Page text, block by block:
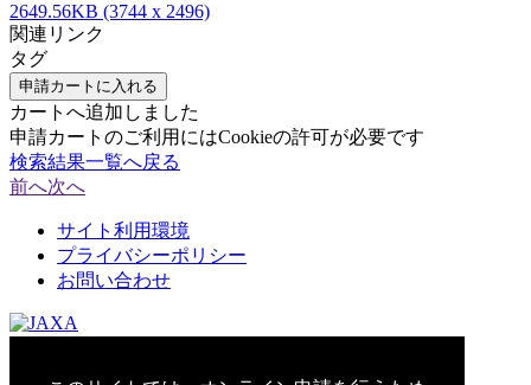
2649.56KB (3744 x 2496)
関連リンク
タグ
申請カートに入れる
カートへ追加しました
申請カートのご利用にはCookieの許可が必要です
検索結果一覧へ戻る
前へ次へ
サイト利用環境
プライバシーポリシー
お問い合わせ